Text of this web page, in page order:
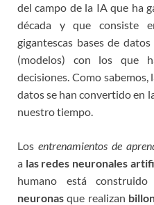
del campo de la IA que ha
década y que consiste
gigantescas bases de
(modelos) con los que
decisiones. Como sabemos,
datos se han convertido en
nuestro tiempo.
Los entrenamientos de
a las redes neuronales
humano está
neuronas que realizan